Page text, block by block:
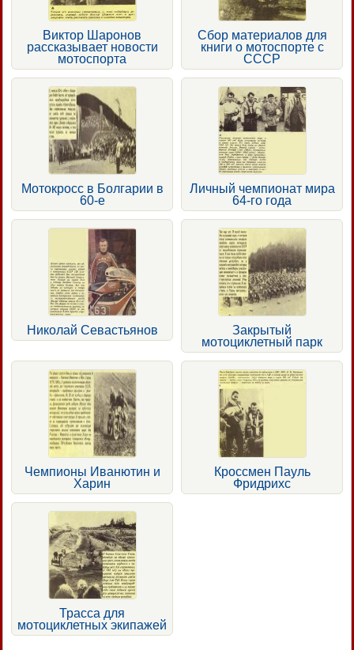
Виктор Шаронов
рассказывает новости
мотоспорта
Сбор материалов для
книги о мотоспорте с
СССР
Мотокросс в Болгарии в
60-е
Личный чемпионат мира
64-го года
Николай Севастьянов
Закрытый
мотоциклетный парк
Чемпионы Иванютин и
Харин
Кроссмен Пауль
Фридрихс
Трасса для
мотоциклетных экипажей